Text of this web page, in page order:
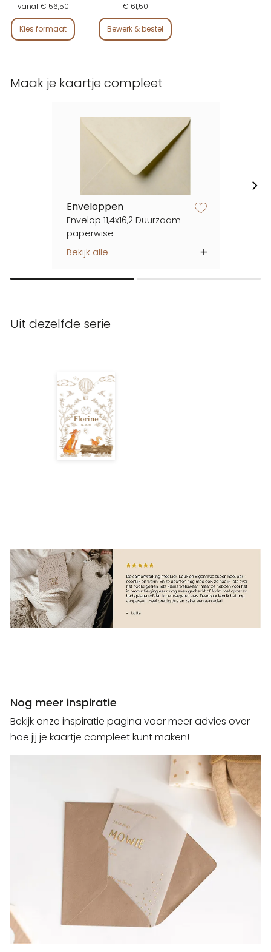
Maak je kaartje compleet
Enveloppen
Envelop 11,4x16,2 Duurzaam
paperwise
Bekijk alle
vanaf € 56,50
Kies formaat
€ 61,50
Bewerk & bestel
Uit dezelfde serie
Nog meer inspiratie
Bekijk onze inspiratie pagina voor meer advies over
hoe jij je kaartje compleet kunt maken!